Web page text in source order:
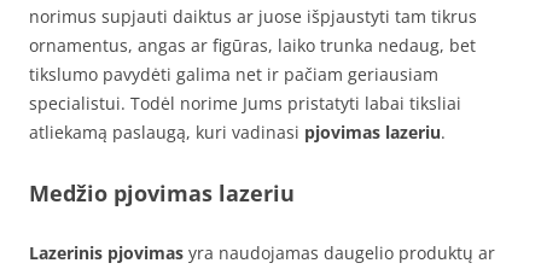
norimus supjauti daiktus ar juose išpjaustyti tam tikrus
ornamentus, angas ar figūras, laiko trunka nedaug, bet
tikslumo pavydėti galima net ir pačiam geriausiam
specialistui. Todėl norime Jums pristatyti labai tiksliai
atliekamą paslaugą, kuri vadinasi pjovimas lazeriu.
Medžio pjovimas lazeriu
Lazerinis pjovimas yra naudojamas daugelio produktų ar